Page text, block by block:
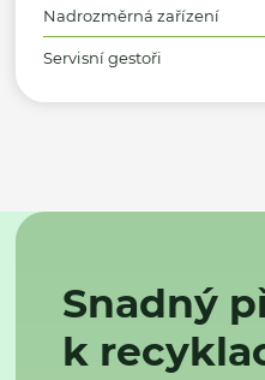
Nadrozměrná zařízení
Servisní gestoři
Snadný
k